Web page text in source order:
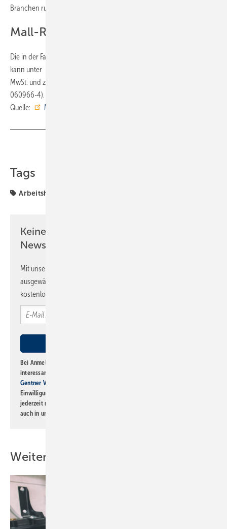
Branchen runden den Ratgeber inhaltlich ab.
Mall-Ratgeber bestellen
Die in der Fachbuchreihe „Ökologie aktuell“ erscheinende Broschüre
kann unter
MwSt. und zzgl. Versandkosten bestellt werden (ISBN 978-3-00-
060966-4). ■
Quelle:
Mall
Tags
Arbeitshilfe
Keine Zeit? Kein Problem mit dem SBZ
Newsletter!
Mit unserem Newsletter erhalten Sie regelmäßig von uns
ausgewählte Informationen und Neuigkeiten, gebündelt und
kostenlos direkt ins Postfach.
Bei Anmeldung zu diesem Newsletter bin ich damit einverstanden, über
interessante Verlags- und Online-Angebote
Gentner Verlag GmbH & Co. KG
Einwilligung kann ich jederzeit widerrufen und eine Abmeldung ist
jederzeit möglich. Informationen zum Umgang mit Daten finden Sie
auch in unserer
Weitere Inhalte